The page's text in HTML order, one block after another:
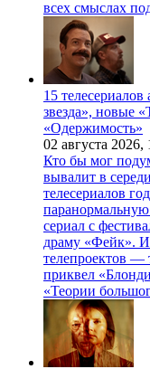
всех смыслах
15
звезда», новые
«Одержимость»
02 августа 2026,
Кто бы мог
вывалит в
телесериалов
сериал с
драму «Фейк».
телепроектов —
приквел
«Теории